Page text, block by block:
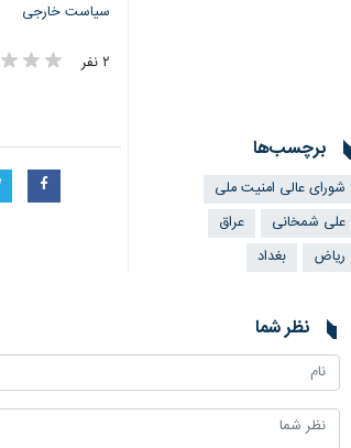
سیاست خارجی
۲ نفر
برچسب‌ها
شورای عالی امنیت ملی
علی شمخانی
عراق
ریاض
بغداد
نظر شما